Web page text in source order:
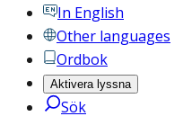
In English
Other languages
Ordbok
Aktivera lyssna
Sök